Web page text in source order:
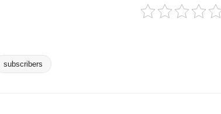
subscribers